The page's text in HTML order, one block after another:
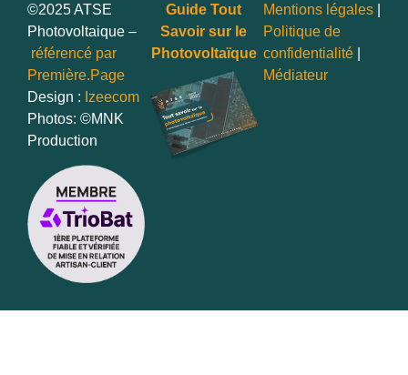
©2025 ATSE
Photovoltaique –
référencé par
Première.Page
Design : Izeecom
Photos: ©MNK
Production
Guide Tout
Savoir sur le
Photovoltaïque
Mentions légales|
Politique de
confidentialité|
Médiateur